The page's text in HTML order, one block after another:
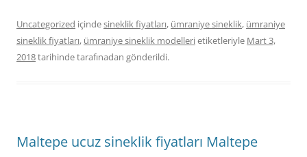
Uncategorized içindesineklik fiyatları, ümraniye sineklik, ümraniye
sineklik fiyatları, ümraniye sineklik modellerietiketleriyle Mart 3,
2018tarihindetarafınadan gönderildi.
Maltepe ucuz sineklik fiyatları Maltepe